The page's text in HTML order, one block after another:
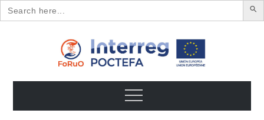
Search
for:
FoRuO
frutos
Menu